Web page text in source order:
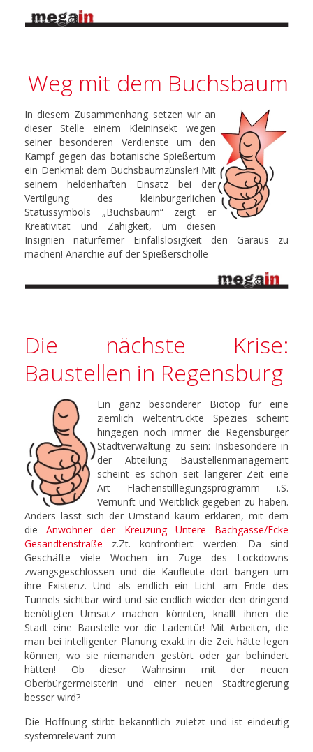
Weg mit dem Buchsbaum
In diesem Zusammenhang setzen wir an
dieser Stelle einem Kleininsekt wegen
seiner besonderen Verdienste um den
Kampf gegen das botanische Spießertum
ein Denkmal: dem Buchsbaumzünsler! Mit
seinem heldenhaften Einsatz bei der
Vertilgung des kleinbürgerlichen
Statussymbols „Buchsbaum“ zeigt er
Kreativität und Zähigkeit, um diesen
Insignien naturferner Einfallslosigkeit den Garaus zu
machen! Anarchie auf der Spießerscholle
Die nächste Krise:
Baustellen in Regensburg
Ein ganz besonderer Biotop für eine
ziemlich weltentrückte Spezies scheint
hingegen noch immer die Regensburger
Stadtverwaltung zu sein: Insbesondere in
der Abteilung Baustellenmanagement
scheint es schon seit längerer Zeit eine
Art Flächenstilllegungsprogramm i.S.
Vernunft und Weitblick gegeben zu haben.
Anders lässt sich der Umstand kaum erklären, mit dem
dieAnwohner der Kreuzung Untere Bachgasse/Ecke
Gesandtenstraße z.Zt. konfrontiert werden: Da sind
Geschäfte viele Wochen im Zuge des Lockdowns
zwangsgeschlossen und die Kaufleute dort bangen um
ihre Existenz. Und als endlich ein Licht am Ende des
Tunnels sichtbar wird und sie endlich wieder den dringend
benötigten Umsatz machen könnten, knallt ihnen die
Stadt eine Baustelle vor die Ladentür! Mit Arbeiten, die
man bei intelligenter Planung exakt in die Zeit hätte legen
können, wo sie niemanden gestört oder gar behindert
hätten! Ob dieser Wahnsinn mit der neuen
Oberbürgermeisterin und einer neuen Stadtregierung
besser wird?
Die Hoffnung stirbt bekanntlich zuletzt und ist eindeutig
systemrelevant zum